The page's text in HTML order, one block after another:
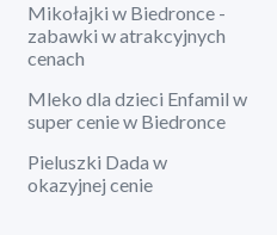
Mikołajki w Biedronce -
zabawki w atrakcyjnych
cenach
Mleko dla dzieci Enfamil w
super cenie w Biedronce
Pieluszki Dada w
okazyjnej cenie